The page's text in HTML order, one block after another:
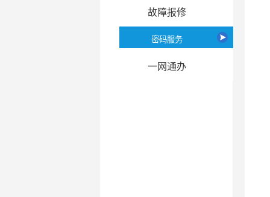
故障报修
密码服务
一网通办